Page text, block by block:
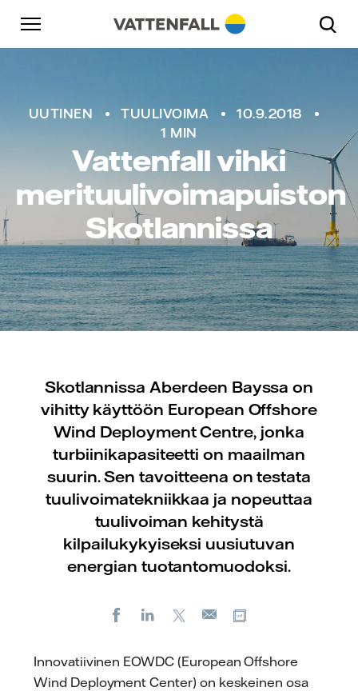
Skip to content
Päänavigaatioon
Siirry alatunnisteeseen
UUTINEN TUULIVOIMA
10.9.2018
1 MIN
Vattenfall vihki
merituulivoimapuiston
Skotlannissa
Skotlannissa Aberdeen Bayssa on
vihitty käyttöön European Offshore
Wind Deployment Centre, jonka
turbiinikapasiteetti on maailman
suurin. Sen tavoitteena on testata
tuulivoimatekniikkaa ja nopeuttaa
tuulivoiman kehitystä
kilpailukykyiseksi uusiutuvan
energian tuotantomuodoksi.
FacebookLinkedIn
Sähköposti
Innovatiivinen EOWDC (European Offshore
Wind Deployment Center) on keskeinen osa
Päänavigaatioon